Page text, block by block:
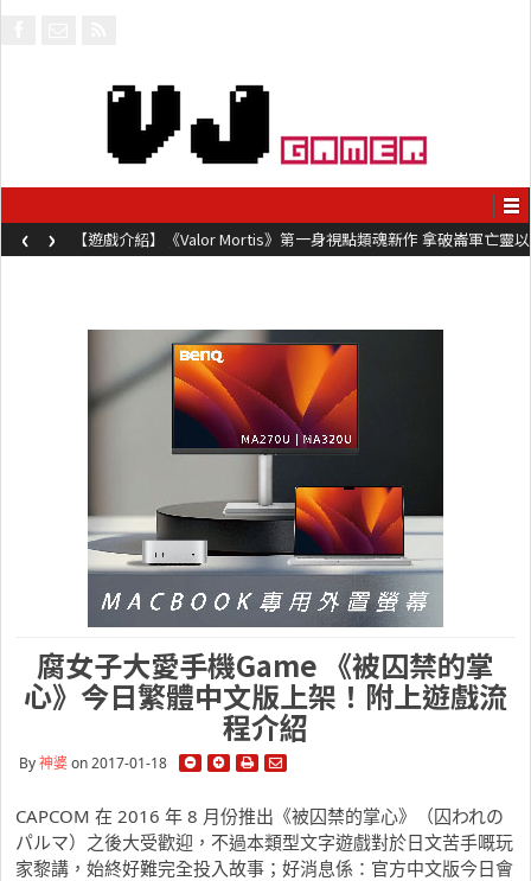
【遊戲介紹】《Valor Mortis》第一身視點類魂新作 拿破崙軍亡靈以
槍械劍與魔法殺敵
‹ ›
腐女子大愛手機Game 《被囚禁的掌
心》今日繁體中文版上架！附上遊戲流
程介紹
By神婆on 2017-01-18
CAPCOM 在 2016 年 8 月份推出《被囚禁的掌心》（囚われの
パルマ）之後大受歡迎，不過本類型文字遊戲對於日文苦手嘅玩
家黎講，始終好難完全投入故事；好消息係：官方中文版今日會